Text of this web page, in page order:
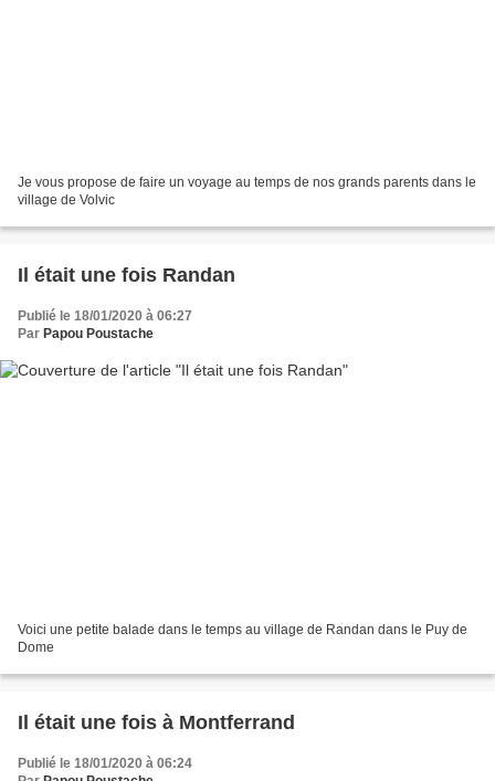
Je vous propose de faire un voyage au temps de nos grands parents dans le
village de Volvic
Il était une fois Randan
Publié le 18/01/2020 à 06:27
Par Papou Poustache
Voici une petite balade dans le temps au village de Randan dans le Puy de
Dome
Il était une fois à Montferrand
Publié le 18/01/2020 à 06:24